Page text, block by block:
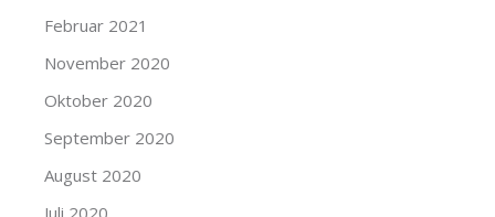
Februar 2021
November 2020
Oktober 2020
September 2020
August 2020
Juli 2020